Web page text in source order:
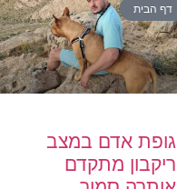
דף הבית
גופת אדם במצב
ריקבון מתקדם